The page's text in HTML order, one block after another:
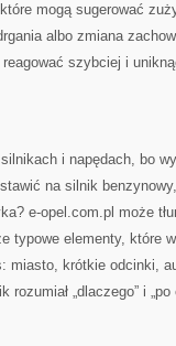
mogą sugerować
albo zmiana
szybciej i
i napędach, bo
na silnik
e-opel.com.pl może
typowe elementy, które
miasto, krótkie odcinki,
„dlaczego” i